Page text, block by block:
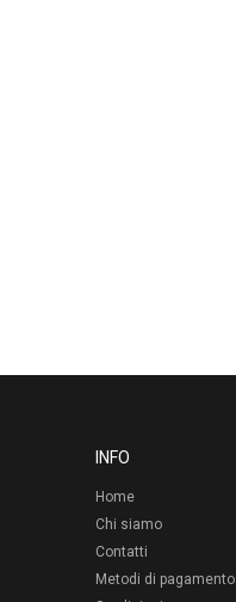
INFO
Home
Chi siamo
Contatti
Metodi di pagamento